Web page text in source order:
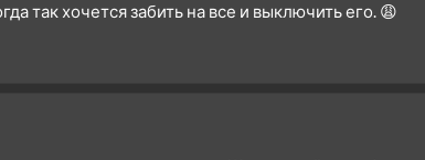
так хочется забить на все и выключить его. 😩